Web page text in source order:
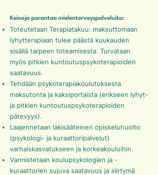
Keinoja parantaa mielenterveyspalveluita:
Toteutetaan Terapiatakuu: maksuttomaan
lyhytterapiaan tulee päästä kuukauden
sisällä tarpeen toteamisesta. Turvataan
myös pitkien kuntoutuspsykoterapioiden
saatavuus.
Tehdään psykoterapiakoulutuksesta
maksutonta ja kaksiportaista (erikseen lyhyt-
ja pitkien kuntoutuspsykoterapioiden
pätevyys).
Laajennetaan lakisääteinen opiskeluhuolto
(psykologi- ja kuraattoripalvelut)
varhaiskasvatukseen ja korkeakouluihin.
Varmistetaan koulupsykologien ja -
kuraattorien sujuva saatavuus ja siirtymä